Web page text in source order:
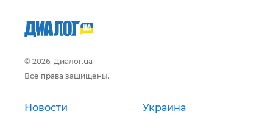
© 2026, Диалог.ua
Все права защищены.
Новости Украина